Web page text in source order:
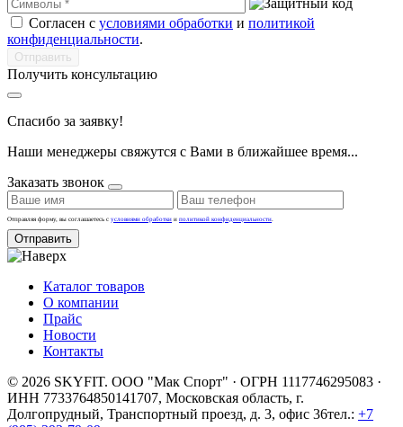
Согласен с условиями обработки и политикой
конфиденциальности.
Получить консультацию
Спасибо за заявку!
Наши менеджеры свяжутся с Вами в ближайшее время...
Заказать звонок
Отправляя форму, вы соглашаетесь с условиями обработки и политикой конфиденциальности.
Отправить
Каталог товаров
О компании
Прайс
Новости
Контакты
© 2026 SKYFIT. ООО "Мак Спорт" · ОГРН 1117746295083 ·
ИНН 7733764850141707, Московская область, г.
Долгопрудный, Транспортный проезд, д. 3, офис 36тел.: +7